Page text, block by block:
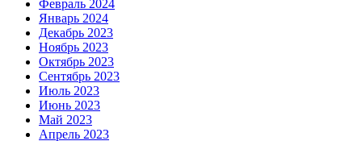
Февраль 2024
Январь 2024
Декабрь 2023
Ноябрь 2023
Октябрь 2023
Сентябрь 2023
Июль 2023
Июнь 2023
Май 2023
Апрель 2023